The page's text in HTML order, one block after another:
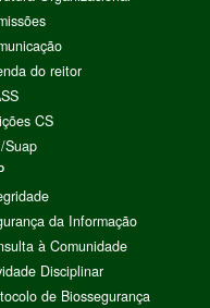
do reitor
CS
Suap
da Informação
à Comunidade
Disciplinar
de Biossegurança